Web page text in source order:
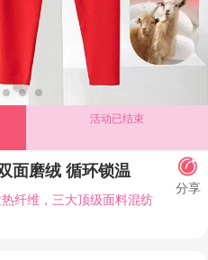
活动已结束
面磨绒 循环锁温
分享
纤维，三大顶级面料混纺